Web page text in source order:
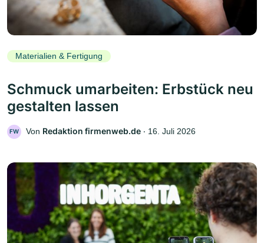
Materialien & Fertigung
Schmuck umarbeiten: Erbstück neu
gestalten lassen
FW Von Redaktion firmenweb.de ‧ 16. Juli 2026